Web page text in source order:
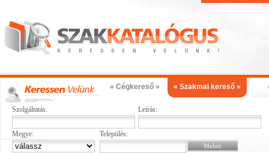
« Cégkereső » « Szakmai kereső »
Szolgáltatás: Leírás:
Megye: Település: